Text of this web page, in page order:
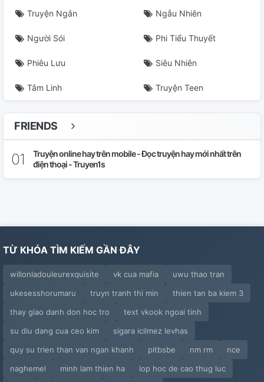
Truyện Ngắn Ngẫu Nhiên
Người Sói Phi Tiểu Thuyết
Phiêu Lưu Siêu Nhiên
Tâm Linh Truyện Teen
FRIENDS
Truyện online hay trên mobile - Đọc truyện hay mới nhất trên
điện thoại - Truyen1s
TỪ KHÓA TÌM KIẾM GẦN ĐÂY
willonladouleurexquisite vk cua mafia
uwu thao tran
ukesesshorumaru
truyn tranh thi min
thien tan ba kiem 3
thay giao danh don hoc tro
text vkook ngoai tinh
su diu dang cua ceo kim
sigara icilmez levhas
quy su trien than van ngan khanh
pitbsbe nm rm
nce
naghemel
minh lam thien ha lop hoc de cao thug luc